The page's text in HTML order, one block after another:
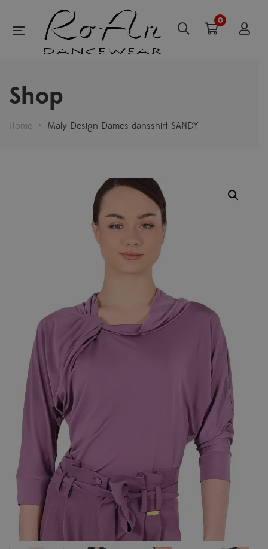
0
Shop
Home > Maly Design Dames dansshirt SANDY